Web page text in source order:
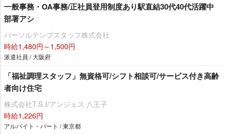
一般事務・OA事務/正社員登用制度あり駅直結30代40代活躍中
部署アシ
パーソルテンプスタッフ株式会社
時給1,480円～1,500円
派遣社員 / 大阪府
「福祉調理スタッフ」無資格可/シフト相談可/サービス付き高齢
者向け住宅
株式会社T.S.I/アンジェス 八王子
時給1,226円
アルバイト・パート / 東京都